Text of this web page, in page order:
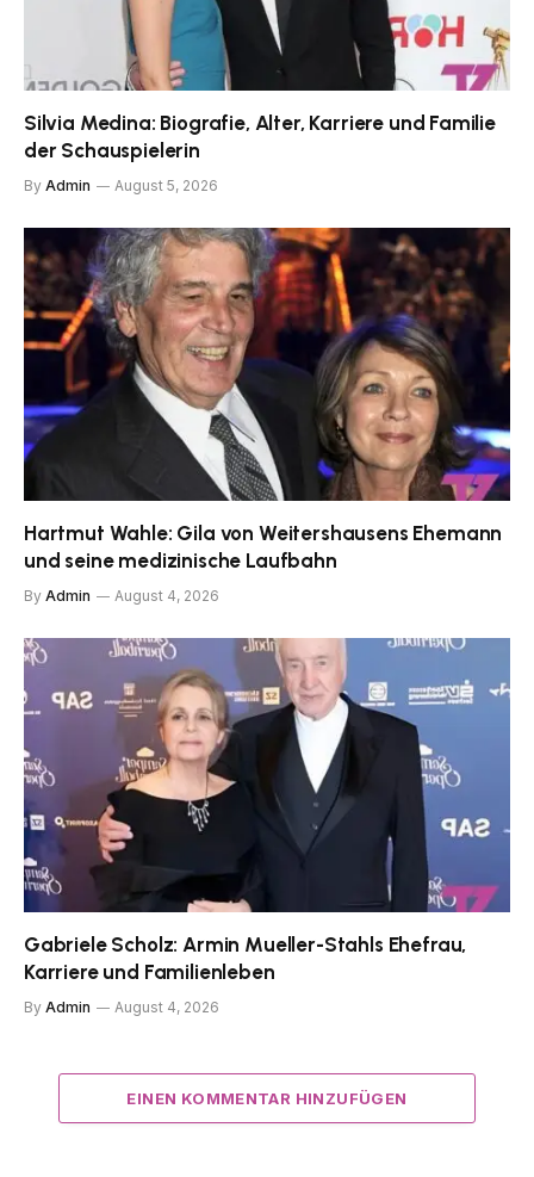
Silvia Medina: Biografie, Alter, Karriere und Familie
der Schauspielerin
By Admin August 5, 2026
Hartmut Wahle: Gila von Weitershausens Ehemann
und seine medizinische Laufbahn
By Admin August 4, 2026
Gabriele Scholz: Armin Mueller-Stahls Ehefrau,
Karriere und Familienleben
By Admin August 4, 2026
EINEN KOMMENTAR HINZUFÜGEN